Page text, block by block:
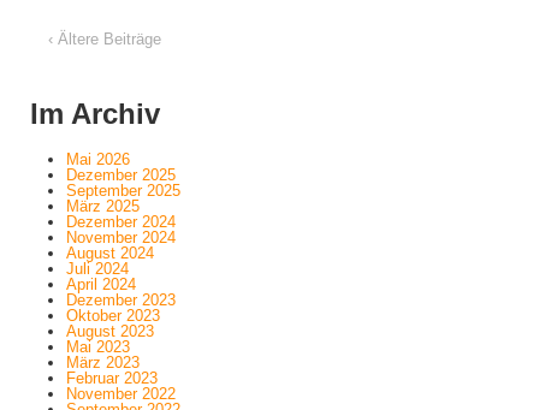
‹ Ältere Beiträge
Im Archiv
Mai 2026
Dezember 2025
September 2025
März 2025
Dezember 2024
November 2024
August 2024
Juli 2024
April 2024
Dezember 2023
Oktober 2023
August 2023
Mai 2023
März 2023
Februar 2023
November 2022